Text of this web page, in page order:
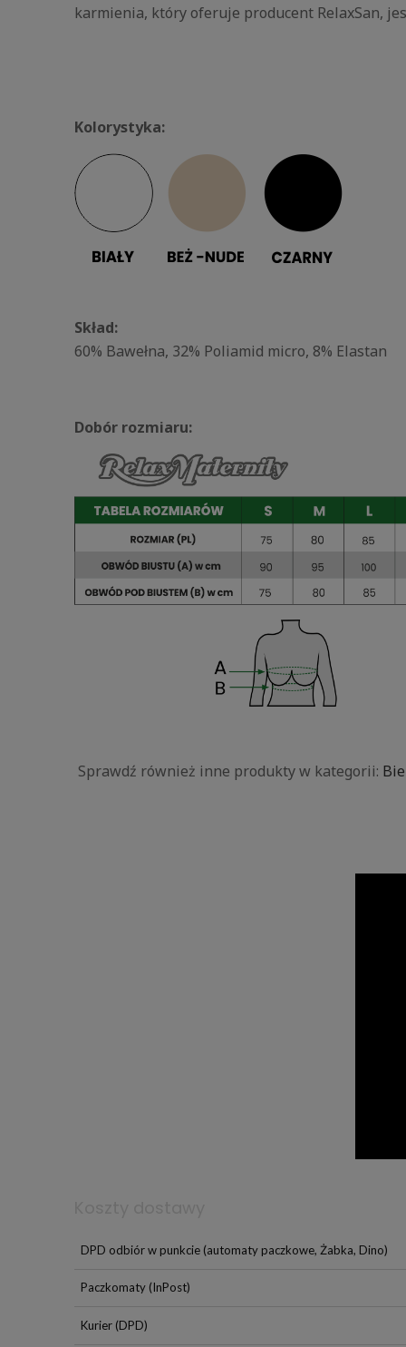
karmienia, który oferuje producent RelaxSan,
Kolorystyka:
Skład:
60% Bawełna, 32% Poliamid micro, 8% Elastan
Dobór rozmiaru:
Sprawdź również inne produkty w kategorii:
DPD odbiór w punkcie(automaty paczkowe, Żabka, Dino)
Paczkomaty(InPost)
Kurier(DPD)